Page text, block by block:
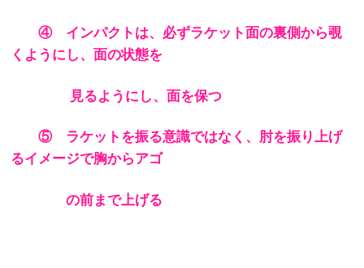
④ インパクトは、必ずラケット面の裏側から覗
くようにし、面の状態を
見るようにし、面を保つ
⑤ ラケットを振る意識ではなく、肘を振り上げ
るイメージで胸からアゴ
の前まで上げる